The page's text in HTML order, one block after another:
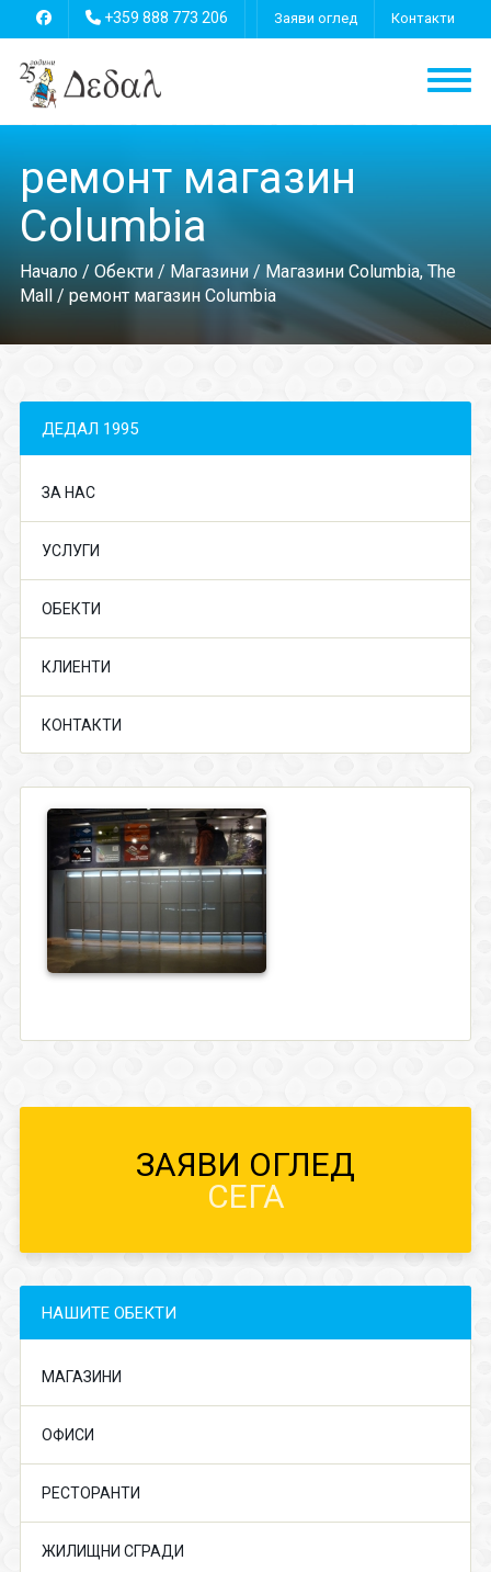
+359 888 773 206 Заяви оглед Контакти
ремонт магазин
Columbia
Начало/ Обекти/ Магазини/ Магазини Columbia, The
Mall/ ремонт магазин Columbia
ДЕДАЛ 1995
ЗА НАС
УСЛУГИ
ОБЕКТИ
КЛИЕНТИ
КОНТАКТИ
ЗАЯВИ ОГЛЕД
СЕГА
НАШИТЕ ОБЕКТИ
МАГАЗИНИ
ОФИСИ
РЕСТОРАНТИ
ЖИЛИЩНИ СГРАДИ